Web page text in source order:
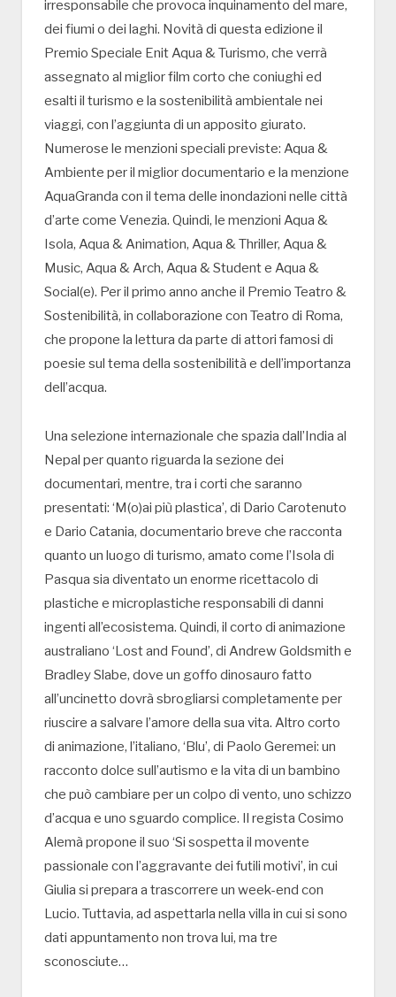
irresponsabile che provoca inquinamento del mare,
dei fiumi o dei laghi. Novità di questa edizione il
Premio Speciale Enit Aqua & Turismo, che verrà
assegnato al miglior film corto che coniughi ed
esalti il turismo e la sostenibilità ambientale nei
viaggi, con l’aggiunta di un apposito giurato.
Numerose le menzioni speciali previste: Aqua &
Ambiente per il miglior documentario e la menzione
AquaGranda con il tema delle inondazioni nelle città
d’arte come Venezia. Quindi, le menzioni Aqua &
Isola, Aqua & Animation, Aqua & Thriller, Aqua &
Music, Aqua & Arch, Aqua & Student e Aqua &
Social(e). Per il primo anno anche il Premio Teatro &
Sostenibilità, in collaborazione con Teatro di Roma,
che propone la lettura da parte di attori famosi di
poesie sul tema della sostenibilità e dell’importanza
dell’acqua.
Una selezione internazionale che spazia dall’India al
Nepal per quanto riguarda la sezione dei
documentari, mentre, tra i corti che saranno
presentati: ‘M(o)ai più plastica’, di Dario Carotenuto
e Dario Catania, documentario breve che racconta
quanto un luogo di turismo, amato come l’Isola di
Pasqua sia diventato un enorme ricettacolo di
plastiche e microplastiche responsabili di danni
ingenti all’ecosistema. Quindi, il corto di animazione
australiano ‘Lost and Found’, di Andrew Goldsmith e
Bradley Slabe, dove un goffo dinosauro fatto
all’uncinetto dovrà sbrogliarsi completamente per
riuscire a salvare l’amore della sua vita. Altro corto
di animazione, l’italiano, ‘Blu’, di Paolo Geremei: un
racconto dolce sull’autismo e la vita di un bambino
che può cambiare per un colpo di vento, uno schizzo
d’acqua e uno sguardo complice. Il regista Cosimo
Alemà propone il suo ‘Si sospetta il movente
passionale con l’aggravante dei futili motivi’, in cui
Giulia si prepara a trascorrere un week-end con
Lucio. Tuttavia, ad aspettarla nella villa in cui si sono
dati appuntamento non trova lui, ma tre
sconosciute…